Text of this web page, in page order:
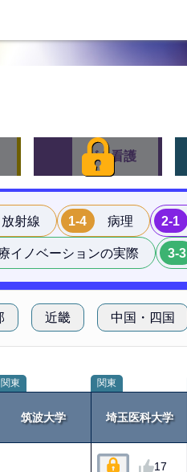
がん看護
放射線 1-4 病理 2-1
イノベーションの実際 3-3
近畿 中国・四国
関東
筑波大学
関東
埼玉医科大学
17